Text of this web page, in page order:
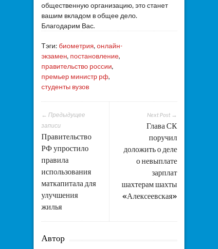
общественную организацию, это станет
вашим вкладом в общее дело.
Благодарим Вас.
Тэги: биометрия, онлайн-
экзамен, постановление,
правительство россии,
премьер министр рф,
студенты вузов
Next Post →
Глава СК
поручил
доложить о деле
о невыплате
зарплат
шахтерам шахты
«Алексеевская»
← Предыдущее
записи
Правительство
РФ упростило
правила
использования
маткапитала для
улучшения
жилья
Автор